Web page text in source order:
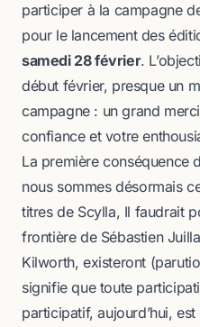
participer à la campagne
pour le lancement des
samedi 28 février.
début février, presque un
campagne : un grand
confiance et votre
La première conséquence
nous sommes désormais
titres de Scylla, Il faudrait
frontièrede Sébastien
Kilworth, existeront
signifie que toute
participatif, aujourd’hui,